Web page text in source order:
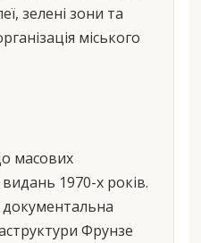
зелені зони та
міського
масових
1970-х років.
документальна
Фрунзе